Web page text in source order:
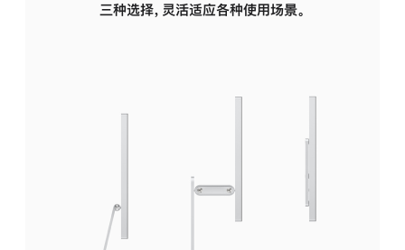
三种选择，灵活适应各种使用场景。